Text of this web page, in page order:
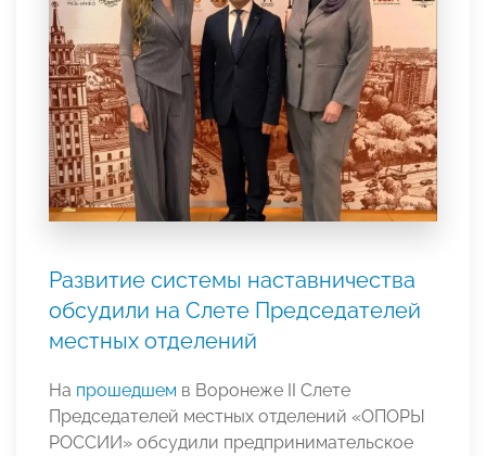
Развитие системы наставничества
обсудили на Слете Председателей
местных отделений
На прошедшем в Воронеже II Слете
Председателей местных отделений «ОПОРЫ
РОССИИ» обсудили предпринимательское